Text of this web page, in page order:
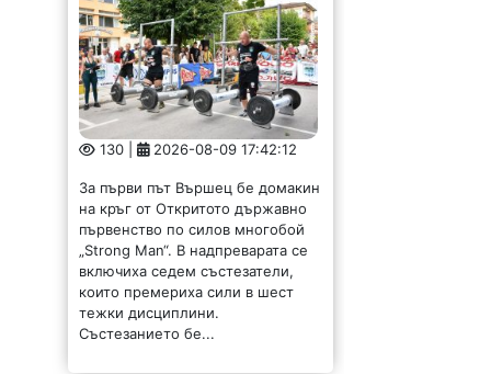
130 | 2026-08-09 17:42:12
За първи път Вършец бе домакин
на кръг от Откритото държавно
първенство по силов многобой
„Strong Man“. В надпреварата се
включиха седем състезатели,
които премериха сили в шест
тежки дисциплини.
Състезанието бе...